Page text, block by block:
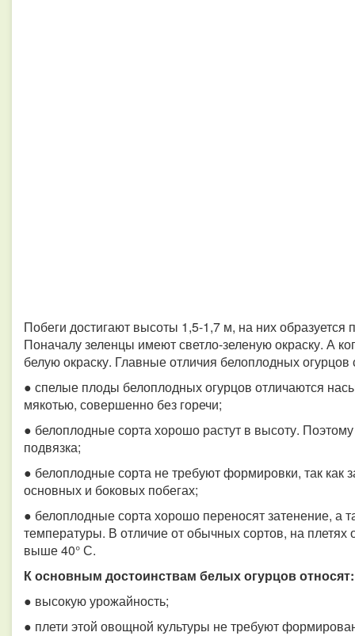
Побеги достигают высоты 1,5-1,7 м, на них образуется
Поначалу зеленцы имеют светло-зеленую окраску. А
белую окраску. Главные отличия белоплодных
● спелые плоды белоплодных огурцов отличаются
мякотью, совершенно без горечи;
● белоплодные сорта хорошо растут в высоту.
подвязка;
● белоплодные сорта не требуют формировки, так как
основных и боковых побегах;
● белоплодные сорта хорошо переносят затенение, а
температуры. В отличие от обычных сортов, на
выше 40° С.
К основным достоинствам белых огурцов относят:
● высокую урожайность;
● плети этой овощной культуры не требуют